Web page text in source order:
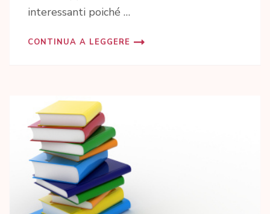
interessanti poiché …
CONTINUA A LEGGERE